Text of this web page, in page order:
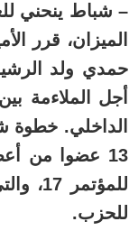
– شباط ينحني
الميزان، قرر
حمدي ولد
الداخلي. خطوة
13 عضوا من
للحزب.